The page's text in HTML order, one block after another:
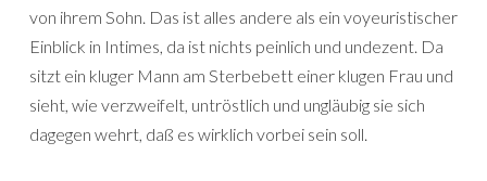
von ihrem Sohn. Das ist alles andere als ein voyeuristischer
Einblick in Intimes, da ist nichts peinlich und undezent. Da
sitzt ein kluger Mann am Sterbebett einer klugen Frau und
sieht, wie verzweifelt, untröstlich und ungläubig sie sich
dagegen wehrt, daß es wirklich vorbei sein soll.